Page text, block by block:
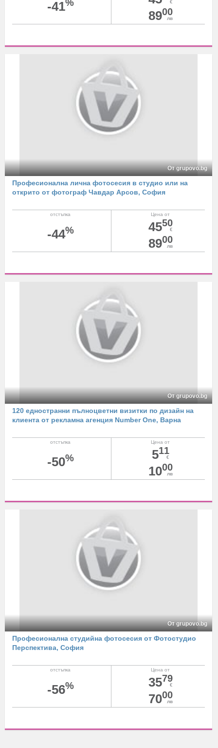
€
8900
лв
-41%
От grupovo.bg
Професионална лична фотосесия в студио или на
открито от фотограф Чавдар Арсов, София
Цена от
4550
€
8900
лв
отстъпка
-44%
От grupovo.bg
120 едностранни пълноцветни визитки по дизайн на
клиента от рекламна агенция Number One, Варна
Цена от
511
€
1000
лв
отстъпка
-50%
От grupovo.bg
Професионална студийна фотосесия от Фотостудио
Перспектива, София
Цена от
3579
€
7000
лв
отстъпка
-56%